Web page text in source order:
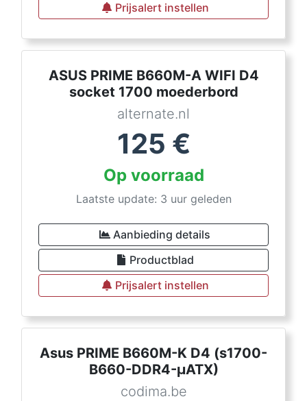
Prijsalert instellen
ASUS PRIME B660M-A WIFI D4
socket 1700 moederbord
alternate.nl
125 €
Op voorraad
Laatste update: 3 uur geleden
Aanbieding details
Productblad
Prijsalert instellen
Asus PRIME B660M-K D4 (s1700-
B660-DDR4-µATX)
codima.be